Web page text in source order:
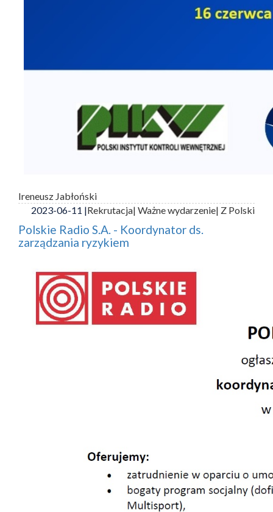
Ireneusz Jabłoński
2023-06-11 |Rekrutacja| Ważne wydarzenie| Z Polski
Polskie Radio S.A. - Koordynator ds.
zarządzania ryzykiem